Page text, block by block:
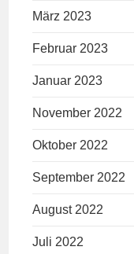
März 2023
Februar 2023
Januar 2023
November 2022
Oktober 2022
September 2022
August 2022
Juli 2022